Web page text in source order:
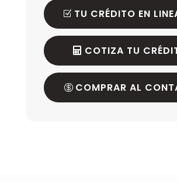
TU CRÉDITO EN
COTIZA TU
COMPRAR AL